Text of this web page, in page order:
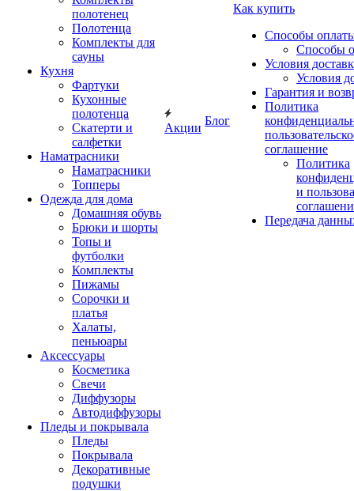
полотенец
Полотенца
Комплекты для
сауны
Кухня
Фартуки
Кухонные
полотенца
Скатерти и
салфетки
Наматрасники
Наматрасники
Топперы
Одежда для дома
Домашняя обувь
Брюки и шорты
Топы и
футболки
Комплекты
Пижамы
Сорочки и
платья
Халаты,
пеньюары
Аксессуары
Косметика
Свечи
Диффузоры
Автодиффузоры
Пледы и покрывала
Пледы
Покрывала
Декоративные
подушки
Акции
Блог
Как купить
Способы
Способы
Условия
Условия
Гарантия и
Политика
соглашение
Политика
и
Передача